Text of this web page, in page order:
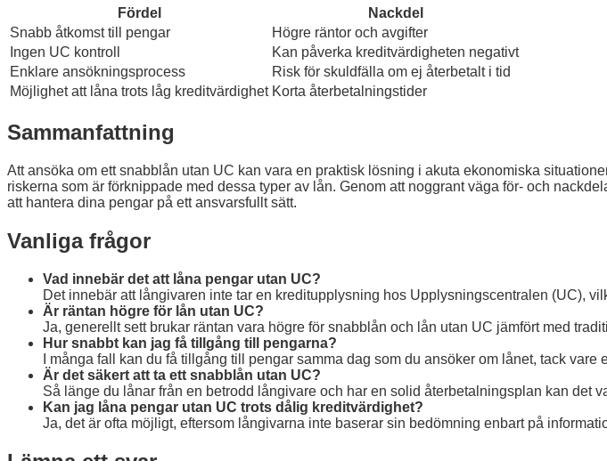
Fördel
Nackdel
Snabb åtkomst till pengar
Högre räntor och avgifter
Ingen UC kontroll
Kan påverka kreditvärdigheten negativt
Enklare ansökningsprocess
Risk för skuldfälla om ej återbetalt i tid
Möjlighet att låna trots låg kreditvärdighet Korta återbetalningstider
Sammanfattning
Att ansöka om ett snabblån utan UC kan vara en praktisk lösning i akuta ekonomiska
riskerna som är förknippade med dessa typer av lån. Genom att noggrant väga för- och
att hantera dina pengar på ett ansvarsfullt sätt.
Vanliga frågor
Vad innebär det att låna pengar utan UC?
Det innebär att långivaren inte tar en kreditupplysning hos Upplysningscentralen (UC),
Är räntan högre för lån utan UC?
Ja, generellt sett brukar räntan vara högre för snabblån och lån utan UC jämfört med
Hur snabbt kan jag få tillgång till pengarna?
I många fall kan du få tillgång till pengar samma dag som du ansöker om lånet, tack vare
Är det säkert att ta ett snabblån utan UC?
Så länge du lånar från en betrodd långivare och har en solid återbetalningsplan kan det
Kan jag låna pengar utan UC trots dålig kreditvärdighet?
Ja, det är ofta möjligt, eftersom långivarna inte baserar sin bedömning enbart på